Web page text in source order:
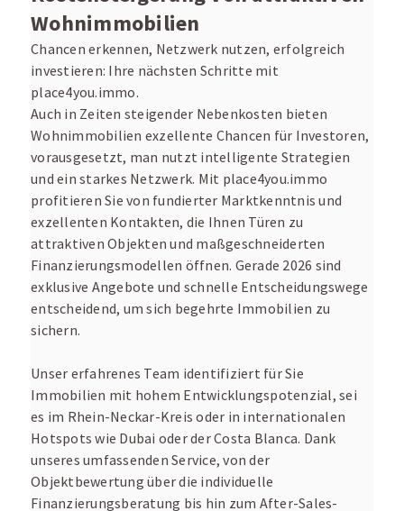
Wohnimmobilien
Chancen erkennen, Netzwerk nutzen, erfolgreich
investieren: Ihre nächsten Schritte mit
place4you.immo.
Auch in Zeiten steigender Nebenkosten bieten
Wohnimmobilien exzellente Chancen für Investoren,
vorausgesetzt, man nutzt intelligente Strategien
und ein starkes Netzwerk. Mit place4you.immo
profitieren Sie von fundierter Marktkenntnis und
exzellenten Kontakten, die Ihnen Türen zu
attraktiven Objekten und maßgeschneiderten
Finanzierungsmodellen öffnen. Gerade 2026 sind
exklusive Angebote und schnelle Entscheidungswege
entscheidend, um sich begehrte Immobilien zu
sichern.
Unser erfahrenes Team identifiziert für Sie
Immobilien mit hohem Entwicklungspotenzial, sei
es im Rhein-Neckar-Kreis oder in internationalen
Hotspots wie Dubai oder der Costa Blanca. Dank
unseres umfassenden Service, von der
Objektbewertung über die individuelle
Finanzierungsberatung bis hin zum After-Sales-